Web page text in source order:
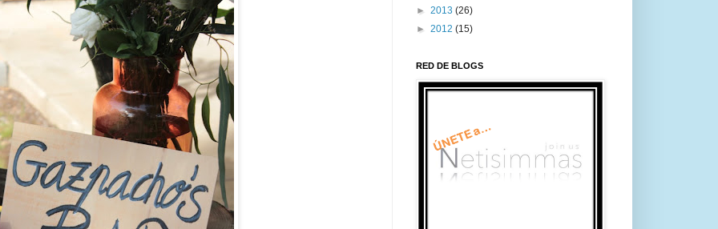
► 2013 (26)
► 2012 (15)
RED DE BLOGS